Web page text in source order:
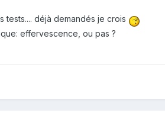
déjà demandés je crois
effervescence, ou pas ?